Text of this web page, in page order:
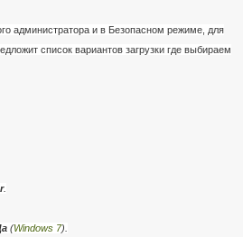
администратора и в Безопасном режиме, для
список вариантов загрузки где выбираем
.
(Windows 7).